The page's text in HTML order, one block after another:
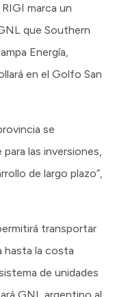
marca un
que Southern
Energía,
en el Golfo San
se
las inversiones,
de largo plazo”,
transportar
hasta la costa
de unidades
GNL argentino al